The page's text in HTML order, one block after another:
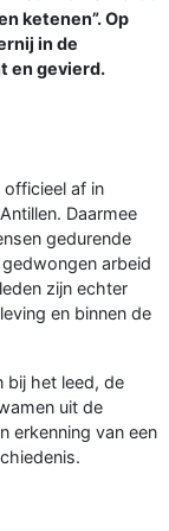
ketenen”. Op
in de
en gevierd.
officieel af in
Daarmee
gedurende
arbeid
zijn echter
en binnen de
bij het leed, de
uit de
erkenning van een